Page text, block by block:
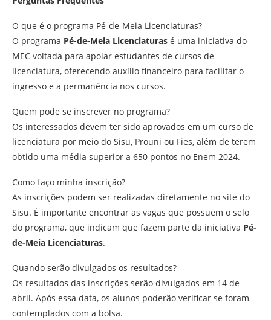
O que é o programa Pé-de-Meia Licenciaturas?
O programa Pé-de-Meia Licenciaturas é uma iniciativa do
MEC voltada para apoiar estudantes de cursos de
licenciatura, oferecendo auxílio financeiro para facilitar o
ingresso e a permanência nos cursos.
Quem pode se inscrever no programa?
Os interessados devem ter sido aprovados em um curso de
licenciatura por meio do Sisu, Prouni ou Fies, além de terem
obtido uma média superior a 650 pontos no Enem 2024.
Como faço minha inscrição?
As inscrições podem ser realizadas diretamente no site do
Sisu. É importante encontrar as vagas que possuem o selo
do programa, que indicam que fazem parte da iniciativa Pé-
de-Meia Licenciaturas.
Quando serão divulgados os resultados?
Os resultados das inscrições serão divulgados em 14 de
abril. Após essa data, os alunos poderão verificar se foram
contemplados com a bolsa.